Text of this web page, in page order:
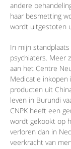
andere
haar besmetting
wordt uitgestoten
In mijn
psychiaters. Meer
aan het Centre
Medicatie inkopen
producten uit
leven in Burundi
CNPK heeft een
wordt gekookt op
verloren dan in
veerkracht van